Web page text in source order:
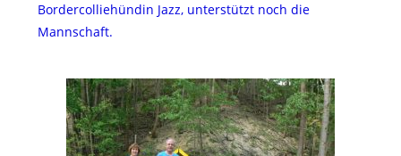
Bordercolliehündin Jazz, unterstützt noch die
Mannschaft.